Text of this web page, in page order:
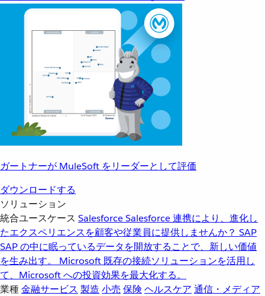
ガートナーが MuleSoft をリーダーとして評価
ダウンロードする
ソリューション
統合ユースケース SalesforceSalesforce 連携により、進化し
たエクスペリエンスを顧客や従業員に提供しませんか？ SAP
SAP の中に眠っているデータを開放することで、新しい価値
を生み出す。
Microsoft 既存の接続ソリューションを活用し
て、Microsoft への投資効果を最大化する。
業種金融サービス 製造 小売 保険 ヘルスケア 通信・メディア